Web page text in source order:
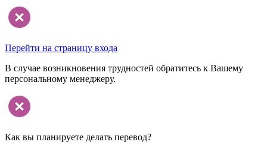
Перейти на страницу входа
В случае возникновения трудностей обратитесь к Вашему
персональному менеджеру.
Как вы планируете делать перевод?